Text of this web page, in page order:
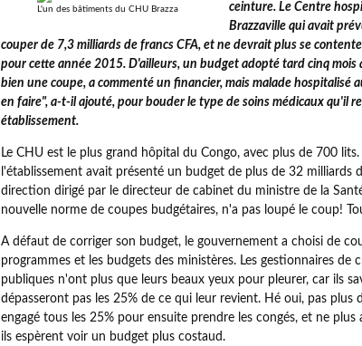
L'un des bâtiments du CHU Brazza
ceinture. Le Centre
Brazzaville qui avait
couper de 7,3 milliards de francs CFA, et ne devrait plus se
pour cette année 2015. D'ailleurs, un budget adopté tard cinq mois
bien une coupe, a commenté un financier, mais malade hospitalisé
en faire", a-t-il ajouté, pour bouder le type de soins médicaux qu'il
établissement.
Le CHU est le plus grand hôpital du Congo, avec plus de 700
l'établissement avait présenté un budget de plus de 32 milliards
direction dirigé par le directeur de cabinet du ministre de la
nouvelle norme de coupes budgétaires, n'a pas loupé le coup!
A défaut de corriger son budget, le gouvernement a choisi de
programmes et les budgets des ministères. Les gestionnaires de
publiques n'ont plus que leurs beaux yeux pour pleurer, car ils
dépasseront pas les 25% de ce qui leur revient. Hé oui, pas plus
engagé tous les 25% pour ensuite prendre les congés, et ne
ils espèrent voir un budget plus costaud.